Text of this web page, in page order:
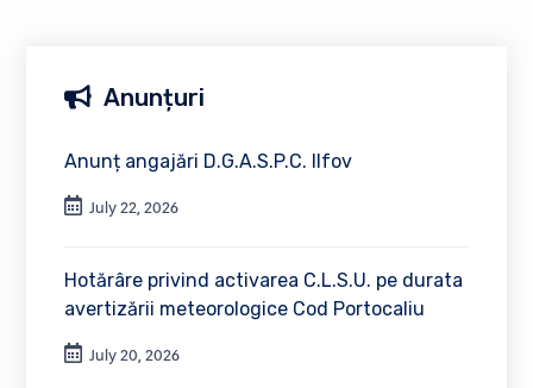
Anunțuri
Anunț angajări D.G.A.S.P.C. Ilfov
July 22, 2026
Hotărâre privind activarea C.L.S.U. pe durata
avertizării meteorologice Cod Portocaliu
July 20, 2026